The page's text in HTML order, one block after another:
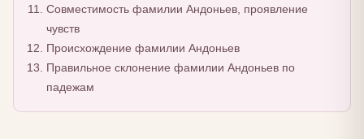
Совместимость фамилии Андоньев, проявление
чувств
Происхождение фамилии Андоньев
Правильное склонение фамилии Андоньев по
падежам